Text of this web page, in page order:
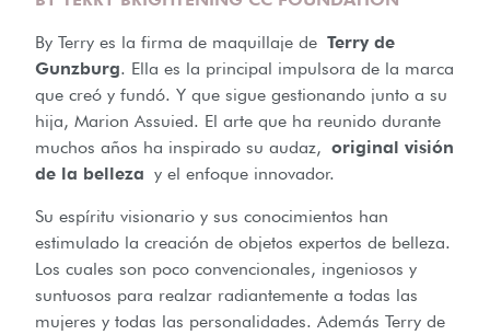
By Terry es la firma de maquillaje de Terry de
Gunzburg. Ella es la principal impulsora de la marca
que creó y fundó. Y que sigue gestionando junto a su
hija, Marion Assuied. El arte que ha reunido durante
muchos años ha inspirado su audaz, original visión
de la belleza y el enfoque innovador.
Su espíritu visionario y sus conocimientos han
estimulado la creación de objetos expertos de belleza.
Los cuales son poco convencionales, ingeniosos y
suntuosos para realzar radiantemente a todas las
mujeres y todas las personalidades. Además Terry de